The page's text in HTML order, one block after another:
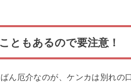
ともあるので要注意！
ん厄介なのが、ケンカは別れの